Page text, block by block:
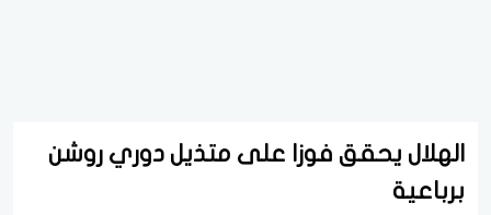
الهلال يحقق فوزا على متذيل دوري روشن
برباعية